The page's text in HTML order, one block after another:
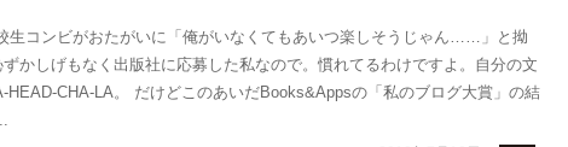
生コンビがおたがいに「俺がいなくてもあいつ楽しそうじゃん……」と拗
かしげもなく出版社に応募した私なので。慣れてるわけですよ。自分の文
CHA-LA。 だけどこのあいだBooks&Appsの「私のブログ大賞」の結